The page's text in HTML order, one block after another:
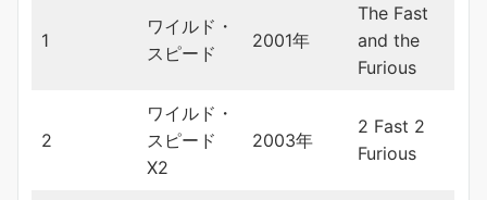
1
ワイルド・
スピード
2001年
The Fast
and the
Furious
2
ワイルド・
スピード
X2
2003年
2 Fast 2
Furious